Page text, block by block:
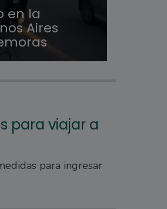
en la
Aires
para viajar a
para ingresar